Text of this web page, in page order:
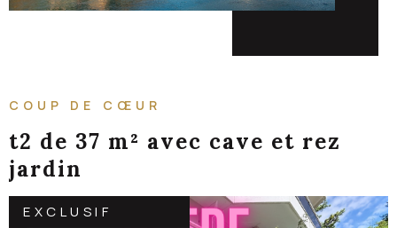
COUP DE CŒUR
t2 de 37 m² avec cave et rez
jardin
EXCLUSIF